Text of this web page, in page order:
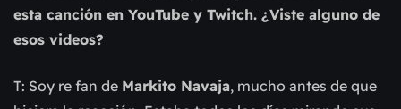
esta canción en YouTube y Twitch. ¿Viste alguno de
esos videos?
T: Soy re fan de Markito Navaja, mucho antes de que